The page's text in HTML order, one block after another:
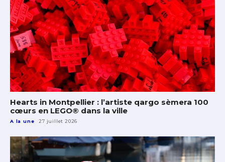
Hearts in Montpellier : l’artiste qargo sèmera 100
cœurs en LEGO® dans la ville
A la une 27 juillet 2026